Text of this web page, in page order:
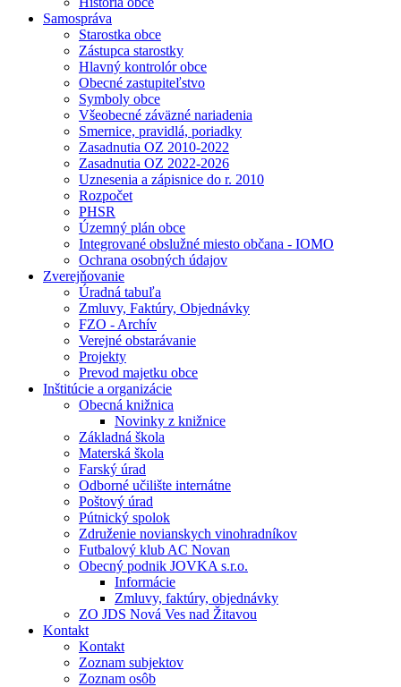
Samospráva
Starostka obce
Zástupca starostky
Hlavný kontrolór obce
Obecné zastupiteľstvo
Symboly obce
Všeobecné záväzné nariadenia
Smernice, pravidlá, poriadky
Zasadnutia OZ 2010-2022
Zasadnutia OZ 2022-2026
Uznesenia a zápisnice do r. 2010
Rozpočet
PHSR
Územný plán obce
Integrované obslužné miesto občana - IOMO
Ochrana osobných údajov
Zverejňovanie
Úradná tabuľa
Zmluvy, Faktúry, Objednávky
FZO - Archív
Verejné obstarávanie
Projekty
Prevod majetku obce
Inštitúcie a organizácie
Obecná knižnica
Novinky z knižnice
Základná škola
Materská škola
Farský úrad
Odborné učilište internátne
Poštový úrad
Pútnický spolok
Združenie novianskych vinohradníkov
Futbalový klub AC Novan
Obecný podnik JOVKA s.r.o.
Informácie
Zmluvy, faktúry, objednávky
ZO JDS Nová Ves nad Žitavou
Kontakt
Kontakt
Zoznam subjektov
Zoznam osôb